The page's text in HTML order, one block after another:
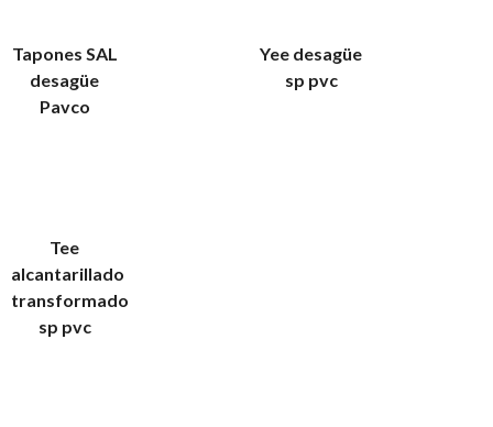
Tapones SAL
desagüe
Pavco
Yee desagüe
sp pvc
Tee
alcantarillado
transformado
sp pvc